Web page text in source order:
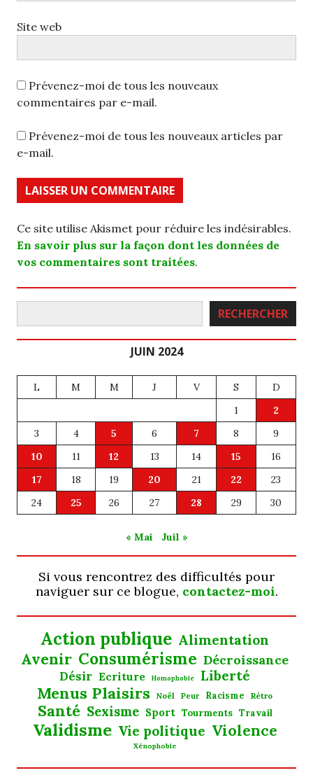
Site web
Prévenez-moi de tous les nouveaux
commentaires par e-mail.
Prévenez-moi de tous les nouveaux articles par
e-mail.
Ce site utilise Akismet pour réduire les indésirables.
En savoir plus sur la façon dont les données de
vos commentaires sont traitées.
Rechercher RECHERCHER
JUIN 2024
L M M J V S
D
1
2
3
4 5 6 7 8
9
10
11 12 13 14 15
16
17
18 19 20 21 22
23
24
25 26 27 28 29 30
« Mai Juil »
Si vous rencontrez des difficultés pour
naviguer sur ce blogue, contactez-moi.
Action publique Alimentation
Avenir Consumérisme Décroissance
Désir Ecriture Homophobie Liberté
Menus Plaisirs Noël Peur Racisme Rétro
Santé Sexisme Sport Tourments Travail
Validisme Vie politique Violence
Xénophobie